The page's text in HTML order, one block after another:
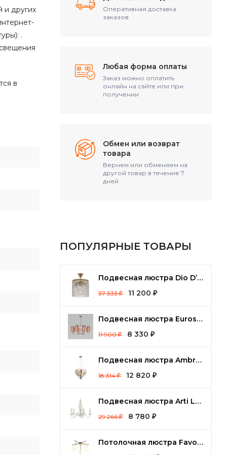
Оперативная доставка
заказов
Любая форма оплаты
Заказ можно оплатить
онлайн на сайте или при
получении
Обмен или возврат
товара
Вернем или обменяем на
другой товар в течение 7
дней
ПОПУЛЯРНЫЕ ТОВАРЫ
Подвесная люстра Dio D’Arte Cremono Cremono E 1.2.25.100 G
37 333₽ 11 200 ₽
Подвесная люстра Eurosvet Soffio 60134/8 никель
11 900₽ 8 330 ₽
Подвесная люстра Ambrella Light TR TR5256
18 314₽ 12 820 ₽
Подвесная люстра Arti Lampadari Tortora Tortora E 1.1.5 CG
29 266₽ 8 780 ₽
Потолочная люстра Favourite Paramount 3047-6P
и других
.
в